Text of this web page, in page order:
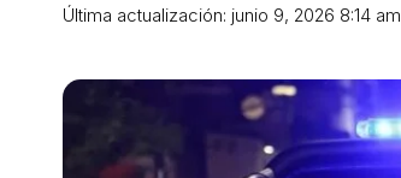
Última actualización: junio 9, 2026 8:14 am